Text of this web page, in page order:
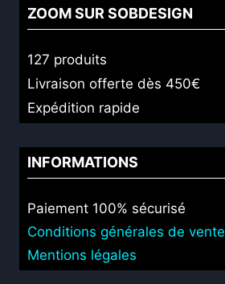
ZOOM SUR SOBDESIGN
127 produits
Livraison offerte dès 450€
Expédition rapide
INFORMATIONS
Paiement 100% sécurisé
Conditions générales de vente
Mentions légales